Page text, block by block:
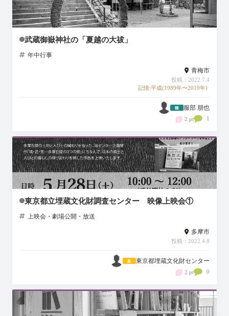
武蔵御嶽神社の「夏越の大祓」
年中行事
青梅市
投稿：2022.7.4
記憶:平成(1989年〜2019年)
服部 朋也
2 pt 1
東京都立埋蔵文化財調査センター 映像上映会①
上映会・劇場公開・放送
多摩市
投稿：2022.4.8
東京都埋蔵文化財センター
2 pt 0